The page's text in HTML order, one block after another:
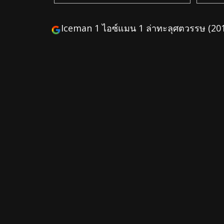
Iceman 1 ไอซ์แมน 1 ล่าทะลุศตวรรษ